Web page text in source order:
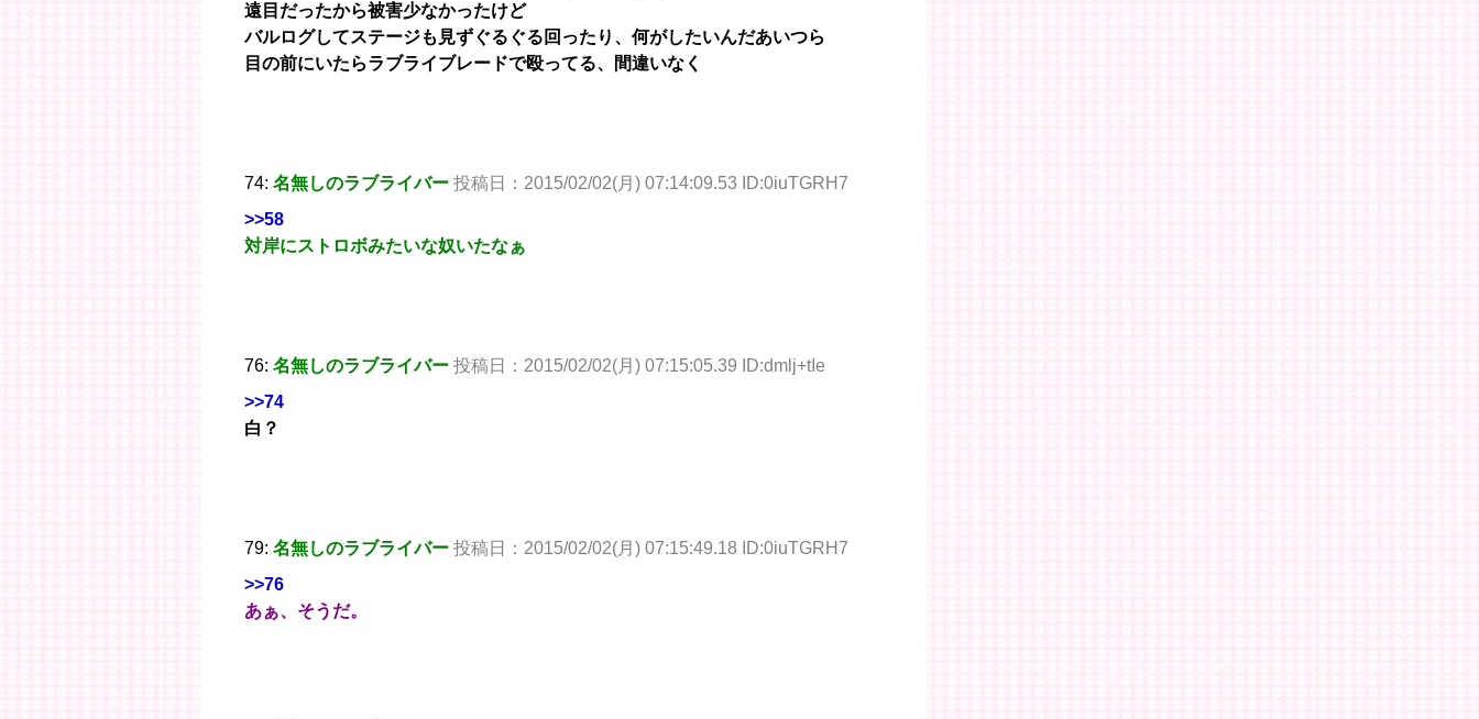
遠目だったから被害少なかったけど
バルログしてステージも見ずぐるぐる回ったり、何がしたいんだあいつら
目の前にいたらラブライブレードで殴ってる、間違いなく
74: 名無しのラブライバー 投稿日：2015/02/02(月) 07:14:09.53 ID:0iuTGRH7
>>58
対岸にストロボみたいな奴いたなぁ
76: 名無しのラブライバー 投稿日：2015/02/02(月) 07:15:05.39 ID:dmlj+tIe
>>74
白？
79: 名無しのラブライバー 投稿日：2015/02/02(月) 07:15:49.18 ID:0iuTGRH7
>>76
あぁ、そうだ。